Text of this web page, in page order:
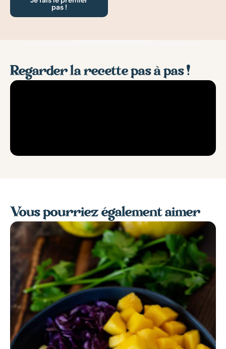
pas !
Regarder la recette pas à pas !
Vous pourriez également aimer